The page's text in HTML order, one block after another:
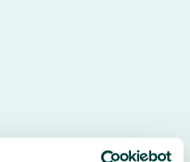
unter 3 Jahren geeignet.